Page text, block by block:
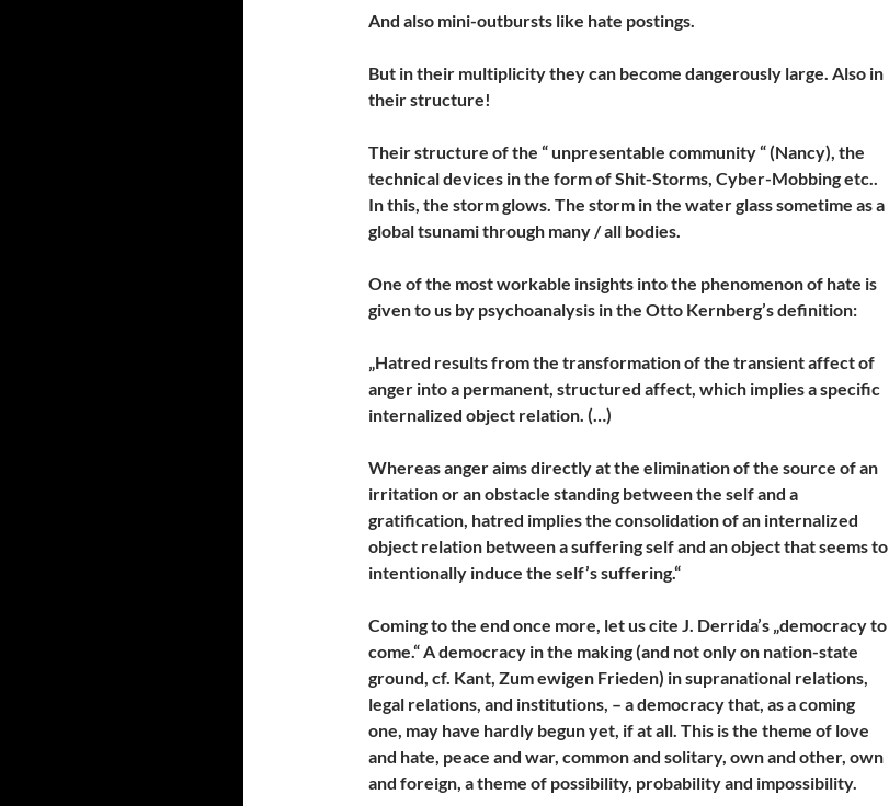
And also mini-outbursts like hate postings.
But in their multiplicity they can become dangerously large. Also in
their structure!
Their structure of the “ unpresentable community “ (Nancy), the
technical devices in the form of Shit-Storms, Cyber-Mobbing etc..
In this, the storm glows. The storm in the water glass sometime as a
global tsunami through many / all bodies.
One of the most workable insights into the phenomenon of hate is
given to us by psychoanalysis in the Otto Kernberg’s definition:
„Hatred results from the transformation of the transient affect of
anger into a permanent, structured affect, which implies a specific
internalized object relation. (…)
Whereas anger aims directly at the elimination of the source of an
irritation or an obstacle standing between the self and a
gratification, hatred implies the consolidation of an internalized
object relation between a suffering self and an object that seems to
intentionally induce the self’s suffering.“
Coming to the end once more, let us cite J. Derrida’s „democracy to
come.“ A democracy in the making (and not only on nation-state
ground, cf. Kant, Zum ewigen Frieden) in supranational relations,
legal relations, and institutions, – a democracy that, as a coming
one, may have hardly begun yet, if at all. This is the theme of love
and hate, peace and war, common and solitary, own and other, own
and foreign, a theme of possibility, probability and impossibility.